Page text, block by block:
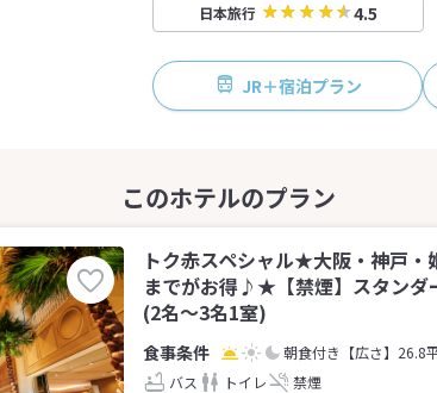
日本旅行 4.5
JR＋宿泊プラン
トク赤スペシャル★大阪・神戸
までがお得♪★【禁煙】スタンダ
(2名～3名1室)
朝食付き 【広さ】26.8
バス
トイレ 禁煙